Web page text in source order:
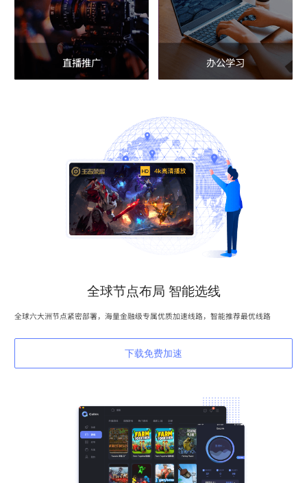
直播推广 办公学习
全球节点布局 智能选线
全球六大洲节点紧密部署，海量金融级专属优质加速线路，智能推荐最优线路
下载免费加速